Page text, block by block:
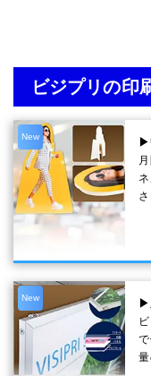
ビジプリの印
New
▶
さ
New
▶